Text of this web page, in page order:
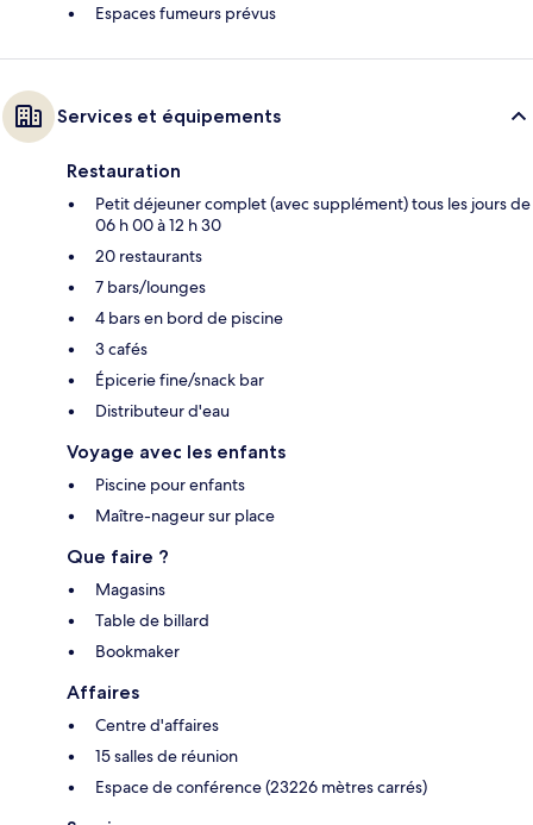
Espaces fumeurs prévus
Services et équipements
Restauration
Petit déjeuner complet (avec supplément) tous les jours de
06 h 00 à 12 h 30
20 restaurants
7 bars/lounges
4 bars en bord de piscine
3 cafés
Épicerie fine/snack bar
Distributeur d'eau
Voyage avec les enfants
Piscine pour enfants
Maître-nageur sur place
Que faire ?
Magasins
Table de billard
Bookmaker
Affaires
Centre d'affaires
15 salles de réunion
Espace de conférence (23226 mètres carrés)